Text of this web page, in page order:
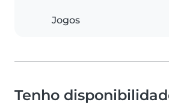
Jogos
Tenho